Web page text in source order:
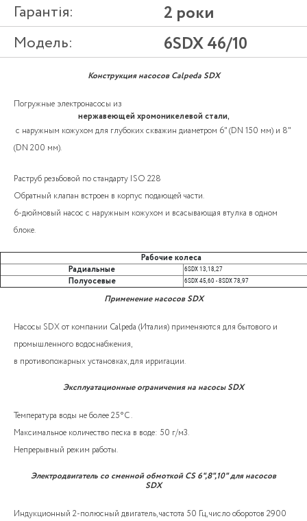
Гарантія: 2 роки
Модель: 6SDX 46/10
Конструкция насосов Calpeda SDX
Погружные электронасосы из
нержавеющей хромоникелевой стали,
с наружным кожухом для глубоких скважин диаметром 6" (DN 150 мм) и 8"
(DN 200 мм).
Раструб резьбовой по стандарту ISO 228
Обратный клапан встроен в корпус подающей части.
6-дюймовый насос с наружным кожухом и всасывающая втулка в одном
блоке.
Рабочие колеса
Радиальные
6SDX 13,18,27
Полуосевые 6SDX 45,60 - 8SDX 78,97
Применение насосов SDX
Насосы SDX от компании Calpeda (Италия) применяются для бытового и
промышленного водоснабжения,
в противопожарных установках, для ирригации.
Эксплуатационные ограничения на насосы SDX
Температура воды не более 25°C .
Максимальное количество песка в воде: 50 г/м3.
Непрерывный режим работы.
Электродвигатель со сменной обмоткой CS 6",8",10" для насосов
SDX
Индукционный 2-полюсный двигатель, частота 50 Гц, число оборотов 2900